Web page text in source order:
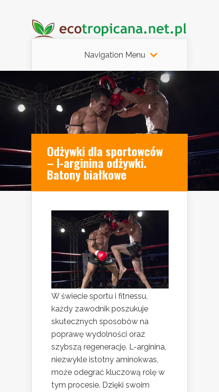
Navigation Menu
Odżywki dla sportowców
– l-arginina odżywki.
Batony białkowe
W świecie sportu i fitnessu,
każdy zawodnik poszukuje
skutecznych sposobów na
poprawę wydolności oraz
szybszą regenerację. L-arginina,
niezwykle istotny aminokwas,
może odegrać kluczową rolę w
tym procesie. Dzięki swoim